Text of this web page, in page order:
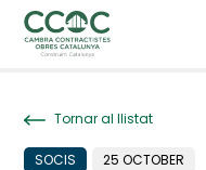
Tornar al llistat
SOCIS 25 OCTOBER